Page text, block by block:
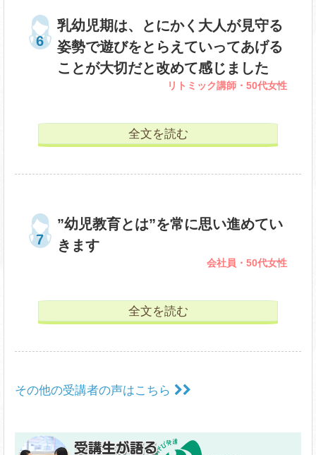
乳幼児期は、とにかく大人が見守る
姿勢で遊びをとらえていってあげる
ことが大切だと改めて感じました
リトミック講師・50代女性
全文を読む
”幼児教育とは”を常に思い進めてい
きます
会社員・50代女性
全文を読む
その他の受講者の声はこちら